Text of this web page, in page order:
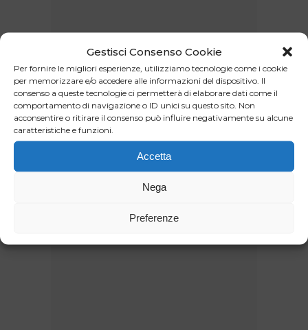
Gestisci Consenso Cookie
Per fornire le migliori esperienze, utilizziamo tecnologie come i cookie
per memorizzare e/o accedere alle informazioni del dispositivo. Il
consenso a queste tecnologie ci permetterà di elaborare dati come il
comportamento di navigazione o ID unici su questo sito. Non
acconsentire o ritirare il consenso può influire negativamente su alcune
caratteristiche e funzioni.
Accetta
Nega
Preferenze